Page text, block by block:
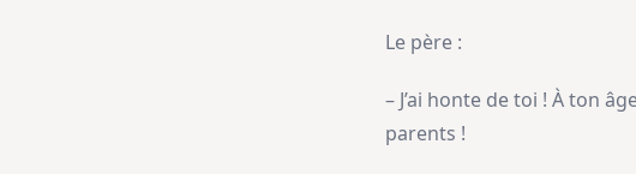
Le père :
– J’ai honte de toi ! À ton
parents !